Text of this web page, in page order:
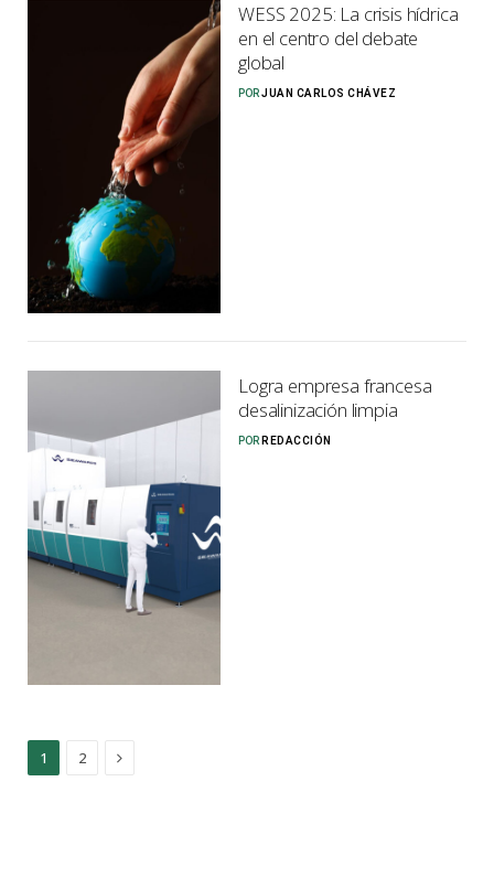
WESS 2025: La crisis hídrica
en el centro del debate
global
PORJUAN CARLOS CHÁVEZ
Logra empresa francesa
desalinización limpia
POR REDACCIÓN
1 2 Next